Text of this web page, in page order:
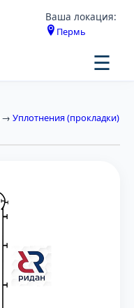
Ваша локация:
Пермь
☰
→ Уплотнения (прокладки)